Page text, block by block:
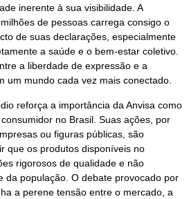
inerente à sua visibilidade. A
de pessoas carrega consigo o
de suas declarações, especialmente
a saúde e o bem-estar coletivo.
a liberdade de expressão e a
um mundo cada vez mais conectado.
reforça a importância da Anvisa como
no Brasil. Suas ações, por
ou figuras públicas, são
que os produtos disponíveis no
rigorosos de qualidade e não
da população. O debate provocado por
a perene tensão entre o mercado, a